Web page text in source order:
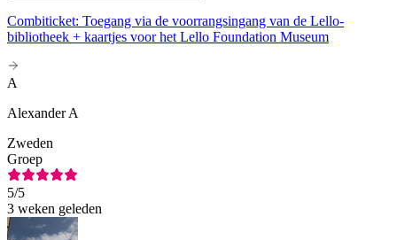
Combiticket: Toegang via de voorrangsingang van de Lello-
bibliotheek + kaartjes voor het Lello Foundation Museum
A
Alexander A
Zweden
Groep
5/5
3 weken geleden